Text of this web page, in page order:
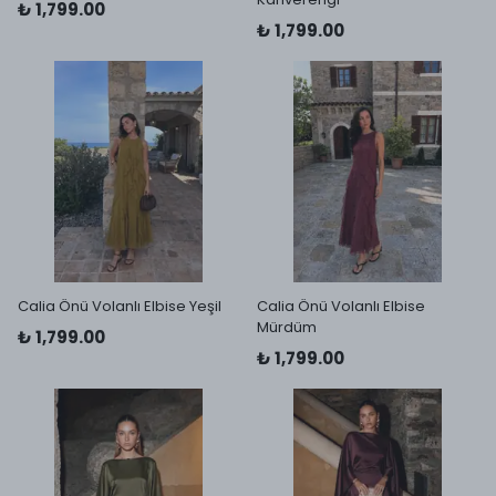
₺ 1,799.00
₺ 1,799.00
Calia Önü Volanlı Elbise Yeşil
₺ 1,799.00
Calia Önü Volanlı Elbise
Mürdüm
₺ 1,799.00